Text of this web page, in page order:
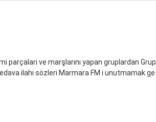
parçalari ve marşlarını yapan gruplardan Grup
ilahi sözleri Marmara FM i unutmamak ge